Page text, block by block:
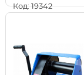
Код: 19342